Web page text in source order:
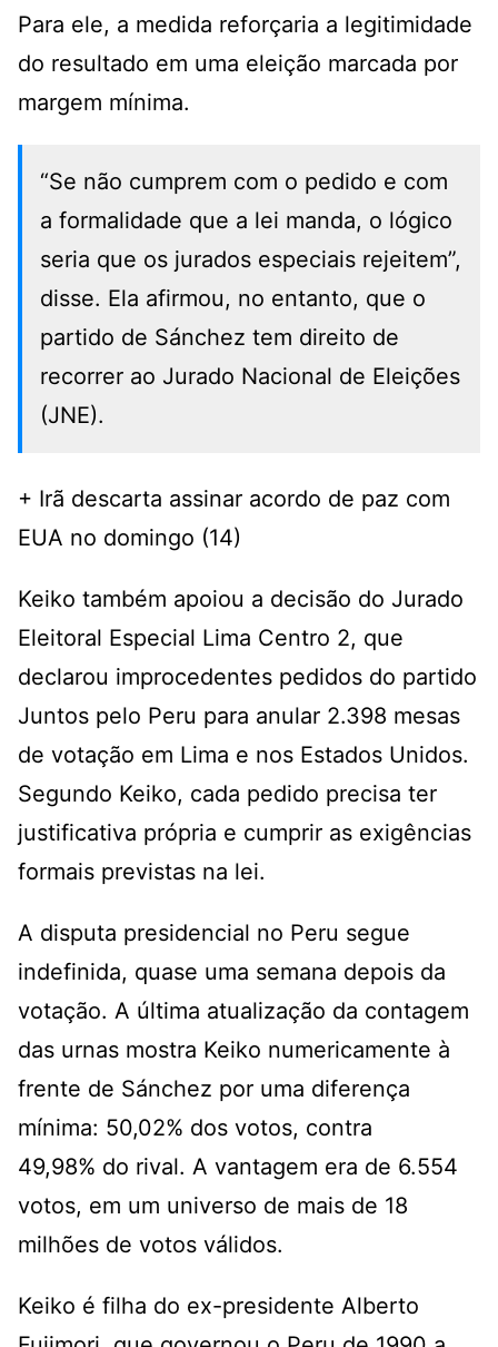
Para ele, a medida reforçaria a legitimidade
do resultado em uma eleição marcada por
margem mínima.
“Se não cumprem com o pedido e com
a formalidade que a lei manda, o lógico
seria que os jurados especiais rejeitem”,
disse. Ela afirmou, no entanto, que o
partido de Sánchez tem direito de
recorrer ao Jurado Nacional de Eleições
(JNE).
+ Irã descarta assinar acordo de paz com
EUA no domingo (14)
Keiko também apoiou a decisão do Jurado
Eleitoral Especial Lima Centro 2, que
declarou improcedentes pedidos do partido
Juntos pelo Peru para anular 2.398 mesas
de votação em Lima e nos Estados Unidos.
Segundo Keiko, cada pedido precisa ter
justificativa própria e cumprir as exigências
formais previstas na lei.
A disputa presidencial no Peru segue
indefinida, quase uma semana depois da
votação. A última atualização da contagem
das urnas mostra Keiko numericamente à
frente de Sánchez por uma diferença
mínima: 50,02% dos votos, contra
49,98% do rival. A vantagem era de 6.554
votos, em um universo de mais de 18
milhões de votos válidos.
Keiko é filha do ex-presidente Alberto